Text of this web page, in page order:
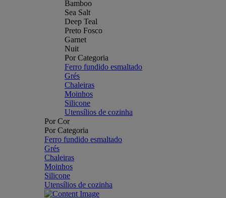
Bamboo
Sea Salt
Deep Teal
Preto Fosco
Garnet
Nuit
Por Categoria
Ferro fundido esmaltado
Grés
Chaleiras
Moinhos
Silicone
Utensílios de cozinha
Por Cor
Por Categoria
Ferro fundido esmaltado
Grés
Chaleiras
Moinhos
Silicone
Utensílios de cozinha